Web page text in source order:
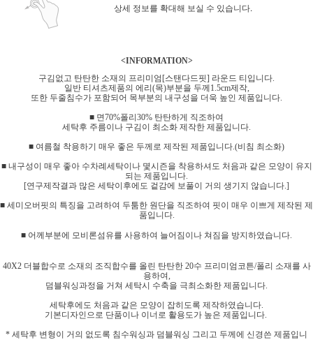
상세 정보를 확대해 보실 수 있습니다.
<INFORMATION>
구김없고 탄탄한 소재의 프리미엄[스탠다드핏] 라운드 티입니다.
일반 티셔츠제품의 에리(목)부분을 두께1.5cm제작,
또한 두줄침수가 포함되어 목부분의 내구성을 더욱 높인 제품입니다.
■ 면70%폴리30% 탄탄하게 직조하여
세탁후 주름이나 구김이 최소화 제작한 제품입니다.
■ 여름철 착용하기 매우 좋은 두께로 제작된 제품입니다.(비침 최소화)
■ 내구성이 매우 좋아 수차례세탁이나 몇시즌을 착용하셔도 처음과 같은 모양이 유지
되는 제품입니다.
[연구제작결과 많은 세탁이후에도 겉감에 보풀이 거의 생기지 않습니다.]
■ 세미오버핏의 특징을 고려하여 두툼한 원단을 직조하여 핏이 매우 이쁘게 제작된 제
품입니다.
■ 어께부분에 모비론섬유를 사용하여 늘어짐이나 쳐짐을 방지하였습니다.
40X2 더블합수로 소재의 조직합수를 올린 탄탄한 20수 프리미엄코튼/폴리 소재를 사
용하여,
덤블워싱과정을 거쳐 세탁시 수축을 극최소화한 제품입니다.
세탁후에도 처음과 같은 모양이 잡히도록 제작하였습니다.
기본디자인으로 단품이나 이너로 활용도가 높은 제품입니다.
* 세탁후 변형이 거의 없도록 침수워싱과 덤블워싱 그리고 두께에 신경쓴 제품입니